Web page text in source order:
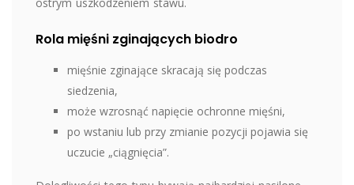
Rola mięśni zginających biodro
mięśnie zginające skracają się podczas
siedzenia,
może wzrosnąć napięcie ochronne mięśni,
po wstaniu lub przy zmianie pozycji pojawia się
uczucie „ciągnięcia”.